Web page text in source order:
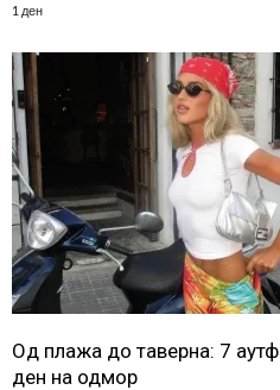
1 ден
Од плажа до таверна: 7
ден на одмор